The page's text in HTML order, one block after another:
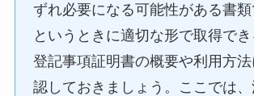
ずれ必要になる可能性がある書
というときに適切な形で取得でき
登記事項証明書の概要や利用方
認しておきましょう。ここでは